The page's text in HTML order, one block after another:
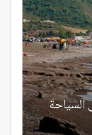
السياحة